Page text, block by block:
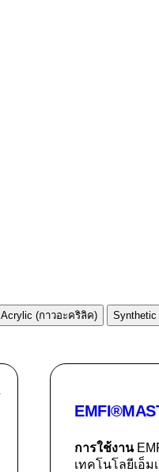
Acrylic (กาวอะคริลิค)
Synthetic
การใช้งาน
เทคโนโลยีเอ็ม